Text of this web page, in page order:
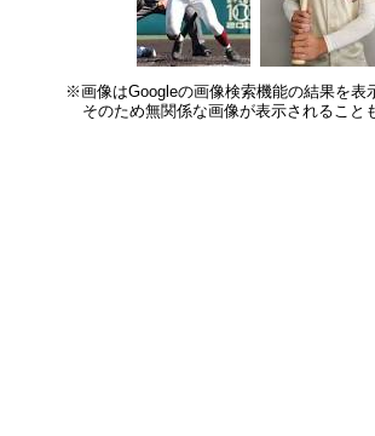
※画像はGoogleの画像検索機能の結果を表
そのため無関係な画像が表示されること